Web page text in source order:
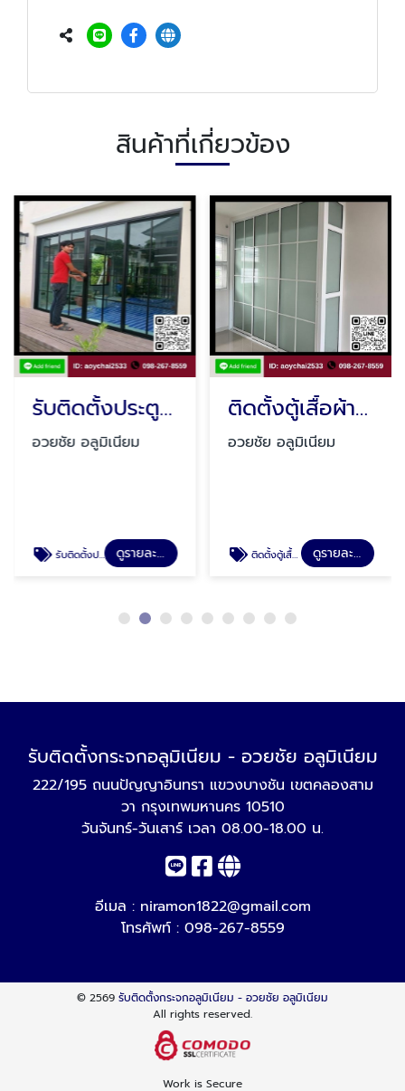
สินค้าที่เกี่ยวข้อง
รับติดตั้งประตูกระจกอลูมิเนียม รามอินทรา
อวยชัย อลูมิเนียม
รับติดตั้งประตูกระจกอลูมิเนียม รามอินทรา ดูรายละเอียด
ติดตั้งตู้เสื้อผ้า-ชั้นวางเก็บของ-บานซิงค์ คลองสามวา
อวยชัย อลูมิเนียม
ติดตั้งตู้เสื้อผ้า-ชั้นวางเก็บของ-บานซิงค์ คลองสามวา ดูรายละเอียด
รับติดตั้งกระจกอลูมิเนียม - อวยชัย อลูมิเนียม
222/195 ถนนปัญญาอินทรา แขวงบางชัน เขตคลองสาม
วา กรุงเทพมหานคร 10510
วันจันทร์-วันเสาร์ เวลา 08.00-18.00 น.
อีเมล : niramon1822@gmail.com
โทรศัพท์ : 098-267-8559
© 2569 รับติดตั้งกระจกอลูมิเนียม - อวยชัย อลูมิเนียม
All rights reserved.
Work is Secure